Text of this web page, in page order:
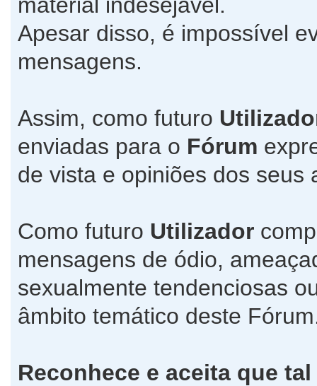
Apesar disso, é impossível
mensagens.
Assim, como futuro
enviadas para o Fórum
de vista e opiniões dos seus
Como futuro Utilizador
mensagens de ódio,
sexualmente tendenciosas
âmbito temático deste
Reconhece e aceita que